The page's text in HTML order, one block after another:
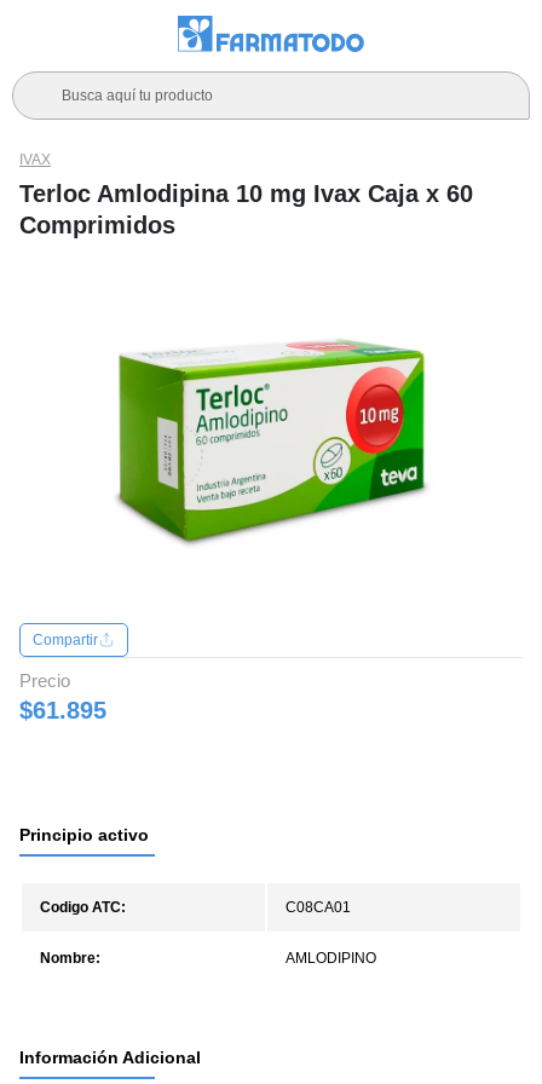
Busca aquí tu producto
IVAX
Terloc Amlodipina 10 mg Ivax Caja x 60
Comprimidos
Compartir
Precio
$61.895
Principio activo
Codigo ATC: C08CA01
Nombre: AMLODIPINO
Información Adicional